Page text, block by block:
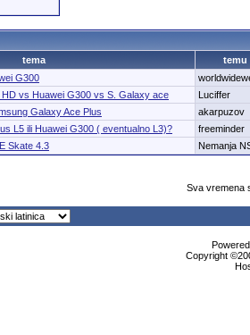
tema
temu
G300
HD vs Huawei G300 vs S. Galaxy ace
Luciffer
Galaxy Ace Plus
akarpuzov
L5 ili Huawei G300 ( eventualno L3)?
freeminder
Skate 4.3
Nemanja
Sva vremena
Copyright